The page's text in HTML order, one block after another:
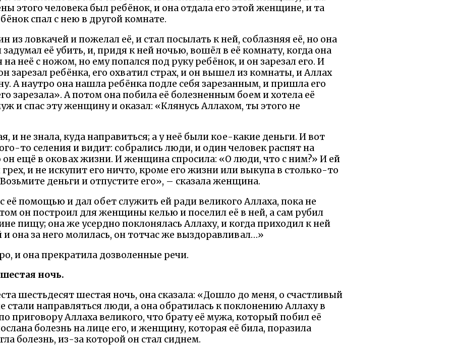
этого человека был ребёнок, и она отдала его этой женщине, и та
спал с нею в другой комнате.
из ловкачей и пожелал её, и стал посылать к ней, соблазняя её, но она
задумал её убить, и, придя к ней ночью, вошёл в её комнату, когда она
на неё с ножом, но ему попался под руку ребёнок, и он зарезал его. И
зарезал ребёнка, его охватил страх, и он вышел из комнаты, и Аллах
А наутро она нашла ребёнка подле себя зарезанным, и пришла его
зарезала». А потом она побила её болезненным боем и хотела её
и спас эту женщину и оказал: «Клянусь Аллахом, ты этого не
не знала, куда направиться; а у неё были кое-какие деньги. И вот
то селения и видит: собрались люди, и один человек распят на
он ещё в оковах жизни. И женщина спросила: «О люди, что с ним?» И ей
и не искупит его ничто, кроме его жизни или выкупа в столько-то
деньги и отпустите его», – сказала женщина.
её помощью и дал обет служить ей ради великого Аллаха, пока не
он построил для женщины келью и поселил её в ней, а сам рубил
пищу; она же усердно поклонялась Аллаху, и когда приходил к ней
она за него молилась, он тотчас же выздоравливал…»
и она прекратила дозволенные речи.
ночь.
шестьдесят шестая ночь, она сказала: «Дошло до меня, о счастливый
стали направляться люди, а она обратилась к поклонению Аллаху в
приговору Аллаха великого, что брату её мужа, который побил её
болезнь на лице его, и женщину, которая её била, поразила
болезнь, из-за которой он стал сиднем.